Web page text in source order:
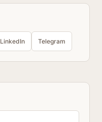
LinkedIn Telegram